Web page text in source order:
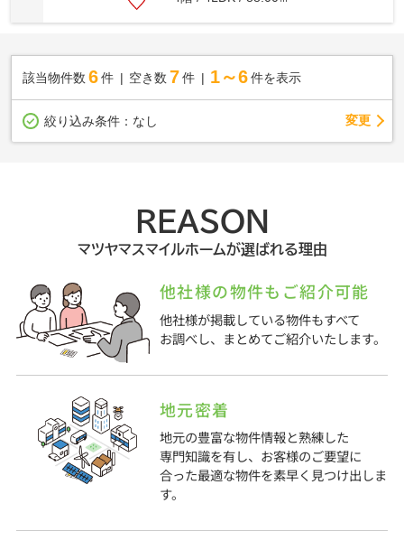
該当物件数 6件 空き数 7 件 1～6 件を表示
絞り込み条件： なし 変更
REASON
マツヤマスマイルホームが選ばれる理由
他社様の物件もご紹介可能
他社様が掲載している物件もすべて
お調べし、まとめてご紹介いたします。
地元密着
地元の豊富な物件情報と熟練した
専門知識を有し、お客様のご要望に
合った最適な物件を素早く見つけ出しま
す。